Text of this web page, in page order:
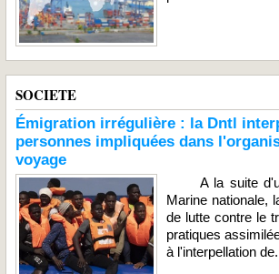
SOCIETE
Émigration irrégulière : la Dntl
personnes impliquées dans
voyage
A la suite
Marine nationale,
de lutte contre le
pratiques
à l'interpellation